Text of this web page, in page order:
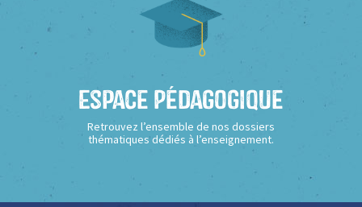
Espace Pédagogique
Retrouvez l’ensemble de nos dossiers
thématiques dédiés à l’enseignement.